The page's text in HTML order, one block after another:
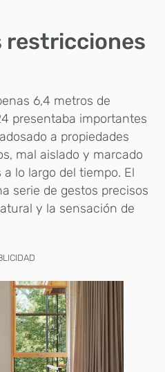
restricciones
6,4 metros de
presentaba importantes
a propiedades
mal aislado y marcado
lo largo del tiempo. El
serie de gestos precisos
y la sensación de